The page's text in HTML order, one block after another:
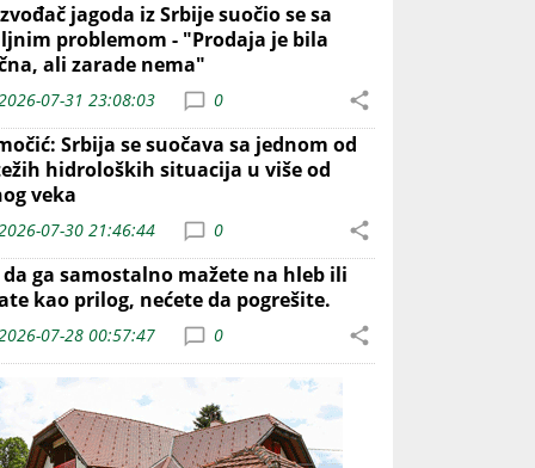
jagoda iz Srbije suočio se sa
problemom - "Prodaja je bila
ali zarade nema"
07-31 23:08:03 0
Srbija se suočava sa jednom od
hidroloških situacija u više od
veka
07-30 21:46:44 0
ga samostalno mažete na hleb ili
kao prilog, nećete da pogrešite.
07-28 00:57:47 0